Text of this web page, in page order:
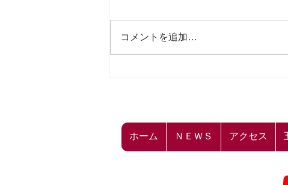
コメントを追加…
ホーム ＮＥＷＳ アクセス